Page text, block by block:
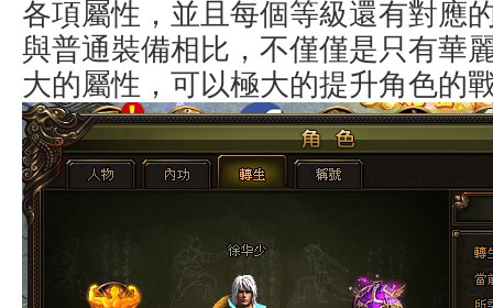
各項屬性，並且每個等級還有對應
與普通裝備相比，不僅僅是只有華
大的屬性，可以極大的提升角色的